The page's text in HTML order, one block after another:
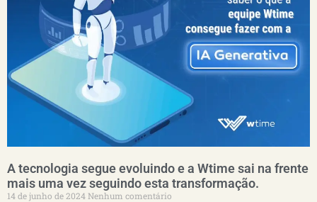
A tecnologia segue evoluindo e a Wtime sai na frente
mais uma vez seguindo esta transformação.
14 de junho de 2024 Nenhum comentário